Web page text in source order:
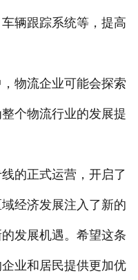
辆跟踪系统等，提高
物流企业可能会探索
个物流行业的发展提
的正式运营，开启了
经济发展注入了新的
发展机遇。希望这条
业和居民提供更加优